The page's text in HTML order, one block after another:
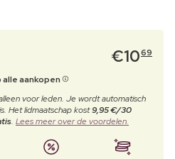
€1069
aankopen
voor leden. Je wordt automatisch
Het lidmaatschap kost9,95 €/30
. Lees meer over de voordelen.